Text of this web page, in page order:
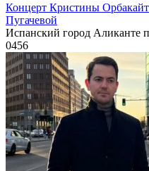
Концерт Кристины
Пугачевой
Испанский город Аликанте
0456